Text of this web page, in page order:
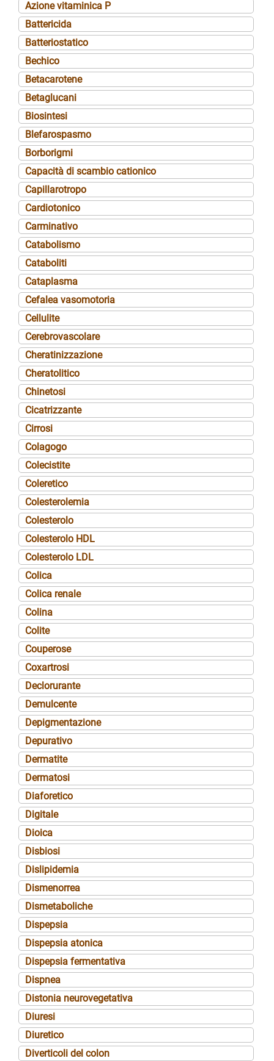
Azione vitaminica P
Battericida
Batteriostatico
Bechico
Betacarotene
Betaglucani
Biosintesi
Blefarospasmo
Borborigmi
Capacità di scambio cationico
Capillarotropo
Cardiotonico
Carminativo
Catabolismo
Cataboliti
Cataplasma
Cefalea vasomotoria
Cellulite
Cerebrovascolare
Cheratinizzazione
Cheratolitico
Chinetosi
Cicatrizzante
Cirrosi
Colagogo
Colecistite
Coleretico
Colesterolemia
Colesterolo
Colesterolo HDL
Colesterolo LDL
Colica
Colica renale
Colina
Colite
Couperose
Coxartrosi
Declorurante
Demulcente
Depigmentazione
Depurativo
Dermatite
Dermatosi
Diaforetico
Digitale
Dioica
Disbiosi
Dislipidemia
Dismenorrea
Dismetaboliche
Dispepsia
Dispepsia atonica
Dispepsia fermentativa
Dispnea
Distonia neurovegetativa
Diuresi
Diuretico
Diverticoli del colon